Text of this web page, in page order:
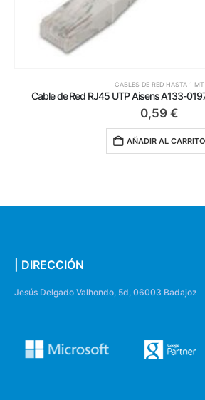
CABLES DE RED HASTA 1 MT
Cable de Red RJ45 UTP Aisens A133-
0,59 €
AÑADIR AL CARRITO
| DIRECCIÓN
Jesús Delgado Valhondo, 5d, 06003 Badajoz